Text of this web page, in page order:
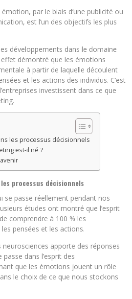
par le biais d’une publicité ou
est l’un des objectifs les plus
développements dans le domaine
démontré que les émotions
à partir de laquelle découlent
et les actions des individus. C’est
investissent dans ce que
les processus décisionnels
est-il né ?
processus décisionnels
se passe réellement pendant nos
études ont montré que l’esprit
comprendre à 100 % les
pensées et les actions.
neurosciences apporte des réponses
dans l’esprit des
que les émotions jouent un rôle
le choix de ce que nous stockons